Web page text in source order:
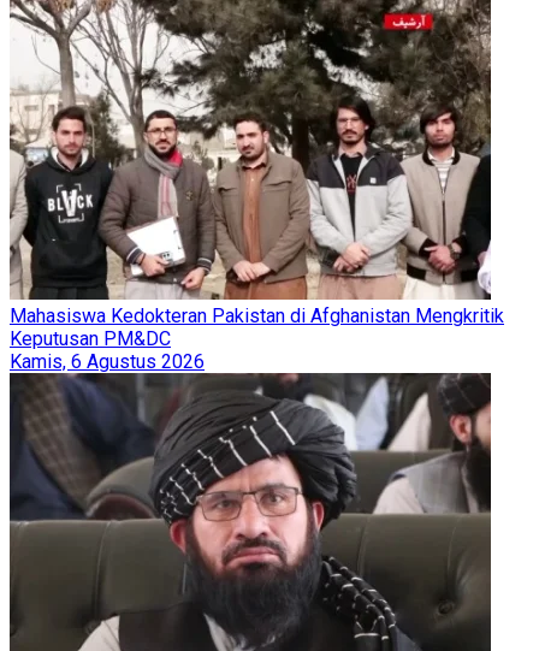
Mahasiswa Kedokteran Pakistan di Afghanistan Mengkritik
Keputusan PM&DC
Kamis, 6 Agustus 2026